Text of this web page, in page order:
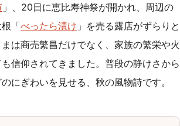
」、20日に恵比寿神祭が開かれ、周辺の
「べったら漬け 」を売る露店がずらりと
は商売繁昌だけでなく、家族の繁栄や火
信仰されてきました。普段の静けさから
にぎわいを見せる、秋の風物詩です。